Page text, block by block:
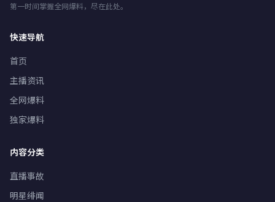
第一时间掌握全网爆料，尽在此处。
快速导航
首页
主播资讯
全网爆料
独家爆料
内容分类
直播事故
明星绯闻